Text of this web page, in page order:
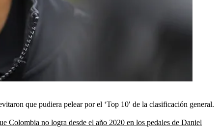
que pudiera pelear por el ‘Top 10′ de la clasificación general.
Colombia no logra desde el año 2020 en los pedales de Daniel